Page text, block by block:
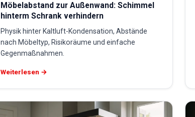
Möbelabstand zur Außenwand: Schimmel
hinterm Schrank verhindern
Physik hinter Kaltluft-Kondensation, Abstände
nach Möbeltyp, Risikoräume und einfache
Gegenmaßnahmen.
Weiterlesen →